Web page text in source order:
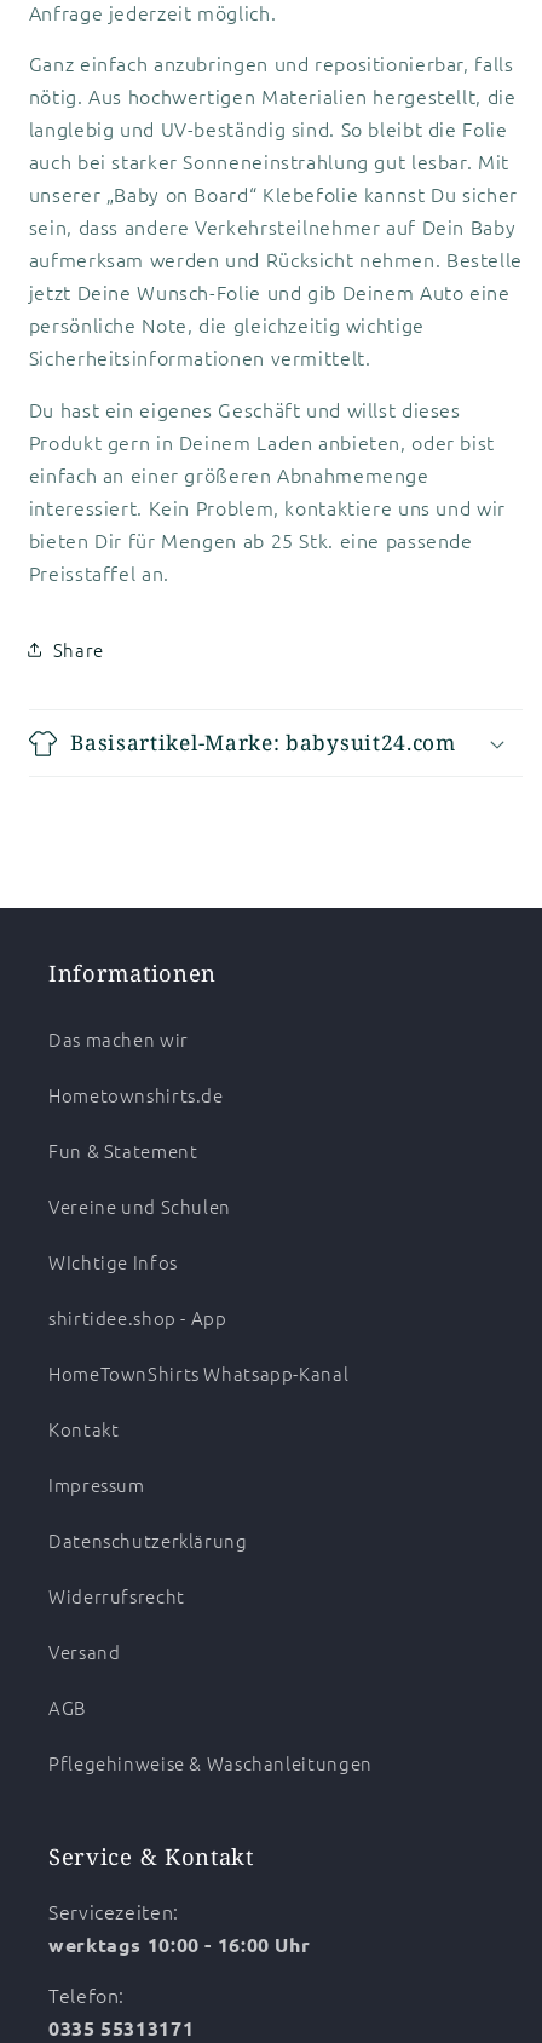
Anfrage jederzeit möglich.
Ganz einfach anzubringen und repositionierbar, falls
nötig. Aus hochwertigen Materialien hergestellt, die
langlebig und UV-beständig sind. So bleibt die Folie
auch bei starker Sonneneinstrahlung gut lesbar. Mit
unserer „Baby on Board“ Klebefolie kannst Du sicher
sein, dass andere Verkehrsteilnehmer auf Dein Baby
aufmerksam werden und Rücksicht nehmen. Bestelle
jetzt Deine Wunsch-Folie und gib Deinem Auto eine
persönliche Note, die gleichzeitig wichtige
Sicherheitsinformationen vermittelt.
Du hast ein eigenes Geschäft und willst dieses
Produkt gern in Deinem Laden anbieten, oder bist
einfach an einer größeren Abnahmemenge
interessiert. Kein Problem, kontaktiere uns und wir
bieten Dir für Mengen ab 25 Stk. eine passende
Preisstaffel an.
Share
Basisartikel-Marke: babysuit24.com
Informationen
Das machen wir
Hometownshirts.de
Fun & Statement
Vereine und Schulen
WIchtige Infos
shirtidee.shop - App
HomeTownShirts Whatsapp-Kanal
Kontakt
Impressum
Datenschutzerklärung
Widerrufsrecht
Versand
AGB
Pflegehinweise & Waschanleitungen
Service & Kontakt
Servicezeiten:
werktags 10:00 - 16:00 Uhr
Telefon:
0335 55313171